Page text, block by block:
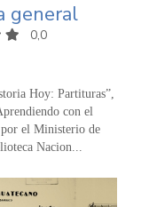
general
0,0
Hoy: Partituras”,
con el
el Ministerio de
Nacion...